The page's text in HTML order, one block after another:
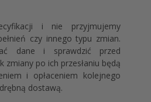
i nie przyjmujemy
czy innego typu zmian.
dane i sprawdzić przed
zmiany po ich przesłaniu będą
i opłaceniem kolejnego
dostawą.